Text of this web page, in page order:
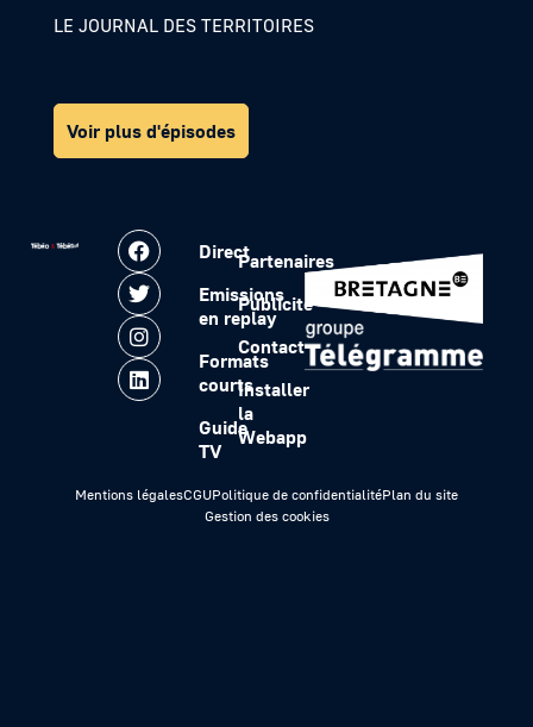
LE JOURNAL DES TERRITOIRES
Voir plus d'épisodes
Direct
Emissions
en replay
Formats
courts
Guide
TV
Partenaires
Publicité
Contact
Installer
la
Webapp
Mentions légalesCGUPolitique de confidentialitéPlan du site
Gestion des cookies